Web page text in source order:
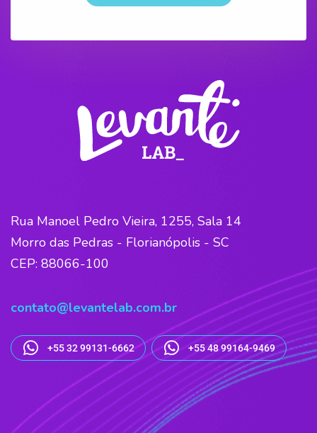
Rua Manoel Pedro Vieira, 1255, Sala 14
Morro das Pedras - Florianópolis - SC
CEP: 88066-100
contato@levantelab.com.br
+55 32 99131-6662 +55 48 99164-9469